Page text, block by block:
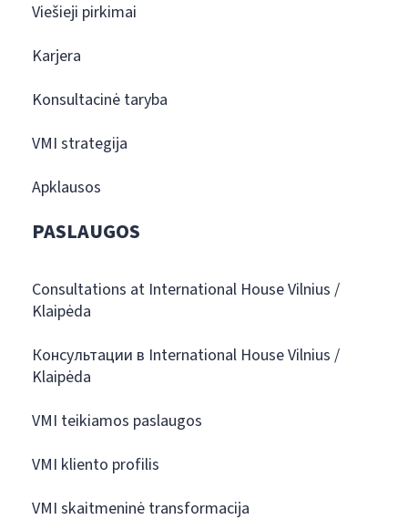
Viešieji pirkimai
Karjera
Konsultacinė taryba
VMI strategija
Apklausos
PASLAUGOS
Consultations at International House Vilnius /
Klaipėda
Консультации в International House Vilnius /
Klaipėda
VMI teikiamos paslaugos
VMI kliento profilis
VMI skaitmeninė transformacija